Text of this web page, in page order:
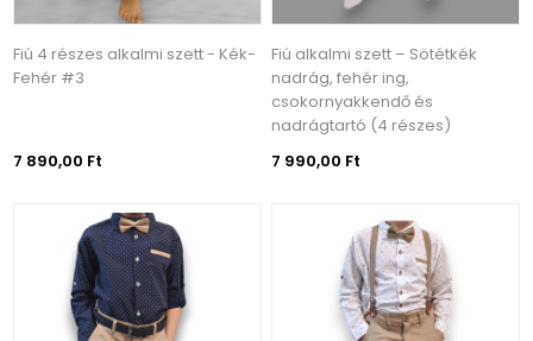
Fiú 4 részes alkalmi szett - Kék-
Fehér #3
7 890,00 Ft
Fiú alkalmi szett – Sötétkék
nadrág, fehér ing,
csokornyakkendő és
nadrágtartó (4 részes)
7 990,00 Ft